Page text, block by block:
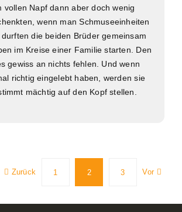
vollen Napf dann aber doch wenig
wenn man Schmuseeinheiten
die beiden Brüder gemeinsam
im Kreise einer Familie starten. Den
gewiss an nichts fehlen. Und wenn
richtig eingelebt haben, werden sie
mächtig auf den Kopf stellen.
Zurück 1 2 3 Vor